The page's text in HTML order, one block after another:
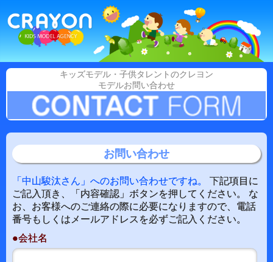
キッズモデル・子供タレントのクレヨン
モデルお問い合わせ
お問い合わせ
「中山駿汰さん」へのお問い合わせですね。
下記項目に
ご記入頂き、「内容確認」ボタンを押してください。 な
お、お客様へのご連絡の際に必要になりますので、電話
番号もしくはメールアドレスを必ずご記入ください。
●会社名